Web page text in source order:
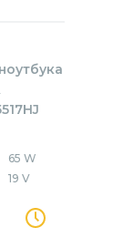
65 W
19 V